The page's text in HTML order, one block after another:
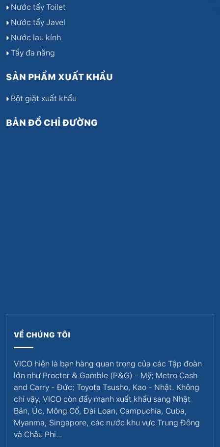
Nước tẩy Toilet
Nước tẩy Javel
Nước lau kính
Tẩy đa năng
SẢN PHẨM XUẤT KHẨU
Bột giặt xuất khẩu
BẢN ĐỒ CHỈ ĐƯỜNG
VỀ CHÚNG TÔI
VICO hiện là bạn hàng quan trọng của các Tập đoàn
lớn như Procter & Gamble (P&G) - Mỹ; Metro Cash
and Carry - Đức; Toyota Tsusho, Kao - Nhật. Không
chỉ vậy, VICO còn đẩy mạnh xuất khẩu sang Nhật
Bản, Úc, Mông Cổ, Đài Loan, Campuchia, Cuba,
Myanma, Singapore, các nước khu vực Trung Đông
và Châu Phi…